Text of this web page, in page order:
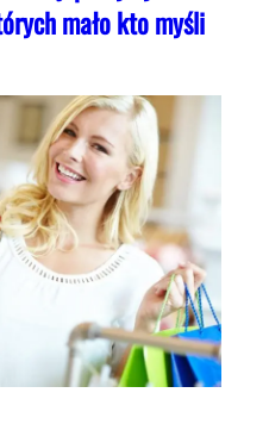
mało kto myśli